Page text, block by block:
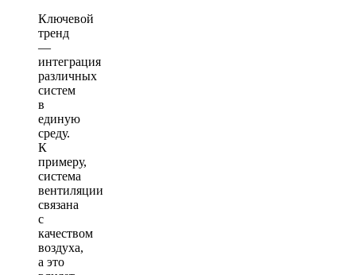
Ключевой
тренд
—
интеграция
различных
систем
в
единую
среду.
К
примеру,
система
вентиляции
связана
с
качеством
воздуха,
а это